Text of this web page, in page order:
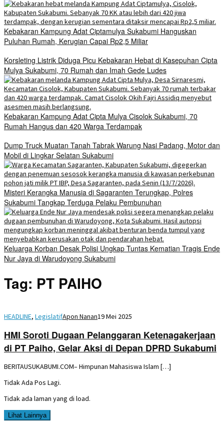
Kebakaran Kampung Adat Ciptamulya Sukabumi Hanguskan
Puluhan Rumah, Kerugian Capai Rp2,5 Miliar
Korsleting Listrik Diduga Picu Kebakaran Hebat di Kasepuhan Cipta
Mulya Sukabumi, 70 Rumah dan Imah Gede Ludes
Kebakaran Kampung Adat Cipta Mulya Cisolok Sukabumi, 70
Rumah Hangus dan 420 Warga Terdampak
Dump Truck Muatan Tanah Tabrak Warung Nasi Padang, Motor dan
Mobil di Lingkar Selatan Sukabumi
Misteri Kerangka Manusia di Sagaranten Terungkap, Polres
Sukabumi Tangkap Terduga Pelaku Pembunuhan
Keluarga Korban Desak Polisi Ungkap Tuntas Kematian Tragis Ende
Nur Jaya di Warudoyong Sukabumi
Tag: PT PAIHO
HEADLINE, LegislatifApon Nanan19 Mei 2025
HMI Soroti Dugaan Pelanggaran Ketenagakerjaan
di PT Paiho, Gelar Aksi di Depan DPRD Sukabumi
BERITAUSUKABUMI.COM– Himpunan Mahasiswa Islam […]
Tidak Ada Pos Lagi.
Tidak ada laman yang di load.
Lihat Lainnya